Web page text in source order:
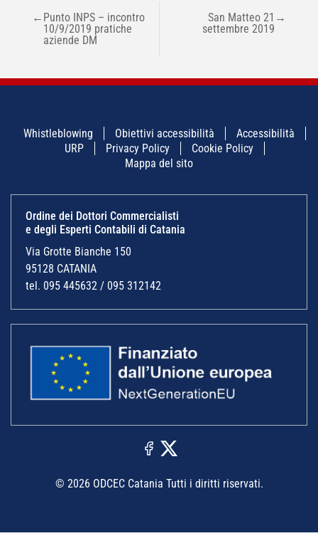
NAVIGAZIONE
ARTICOLI
← Punto INPS – incontro
10/9/2019 pratiche
aziende DM
San Matteo 21
settembre 2019
→
Whistleblowing Obiettivi accessibilità
Accessibilità
URP
Privacy Policy
Cookie Policy
Mappa del sito
Ordine dei Dottori Commercialisti
e degli Esperti Contabili di Catania
Via Grotte Bianche 150
95128 CATANIA
tel. 095 445632 / 095 312142
© 2026 ODCEC Catania Tutti i diritti riservati.